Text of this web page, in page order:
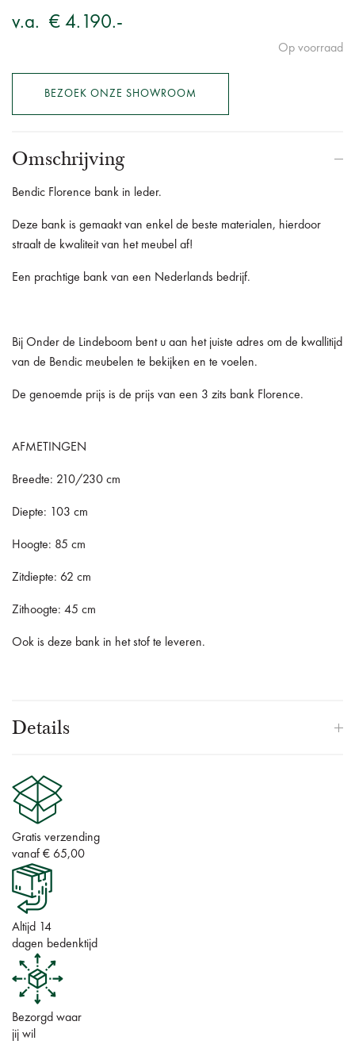
v.a. € 4.190.-
Op voorraad
BEZOEK ONZE SHOWROOM
Omschrijving
Bendic Florence bank in leder.
Deze bank is gemaakt van enkel de beste materialen, hierdoor
straalt de kwaliteit van het meubel af!
Een prachtige bank van een Nederlands bedrijf.
Bij Onder de Lindeboom bent u aan het juiste adres om de kwallitijd
van de Bendic meubelen te bekijken en te voelen.
De genoemde prijs is de prijs van een 3 zits bank Florence.
AFMETINGEN
Breedte: 210/230 cm
Diepte: 103 cm
Hoogte: 85 cm
Zitdiepte: 62 cm
Zithoogte: 45 cm
Ook is deze bank in het stof te leveren.
Details
Gratis verzending
vanaf € 65,00
Altijd 14
dagen bedenktijd
Bezorgd waar
jij wil